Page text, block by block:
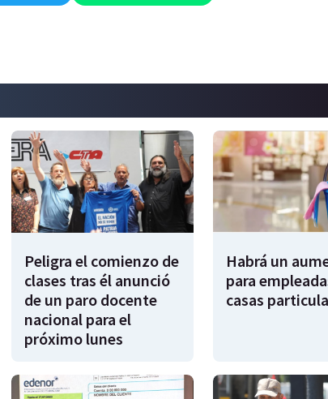
Peligra el comienzo de
clases tras él anunció
de un paro docente
nacional para el
próximo lunes
Habrá un
para
casas